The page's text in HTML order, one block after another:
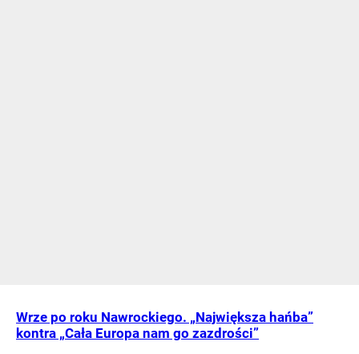
Wrze po roku Nawrockiego. „Największa hańba”
kontra „Cała Europa nam go zazdrości”